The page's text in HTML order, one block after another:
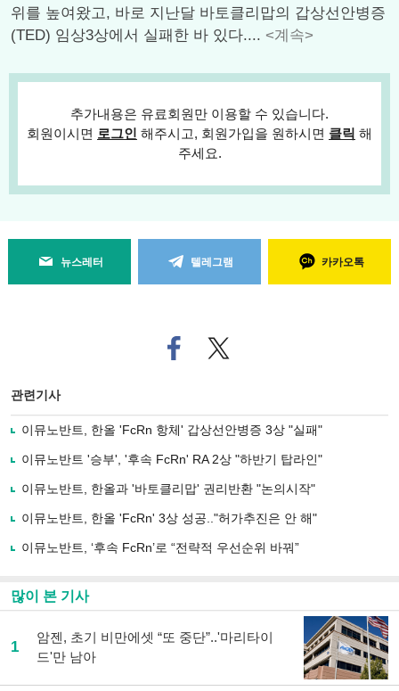
위를 높여왔고, 바로 지난달 바토클리맙의 갑상선안병증
(TED) 임상3상에서 실패한 바 있다.... <계속>
추가내용은 유료회원만 이용할 수 있습니다.
회원이시면 로그인 해주시고, 회원가입을 원하시면 클릭 해
주세요.
뉴스레터 텔레그램 카카오톡
페
이
로
기
사
유
기
트위
터로
관련기사
이뮤노반트, 한올 'FcRn 항체' 갑상선안병증 3상 "실패"
이뮤노반트 '승부', '후속 FcRn' RA 2상 "하반기 탑라인"
이뮤노반트, 한올과 '바토클리맙' 권리반환 "논의시작"
이뮤노반트, 한올 'FcRn' 3상 성공.."허가추진은 안 해"
이뮤노반트, ‘후속 FcRn’로 “전략적 우선순위 바꿔”
많이 본 기사
1
암젠, 초기 비만에셋 “또 중단”..'마리타이
드'만 남아